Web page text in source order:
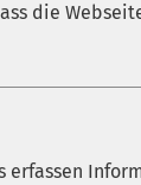
die
sgalinski
erfassen